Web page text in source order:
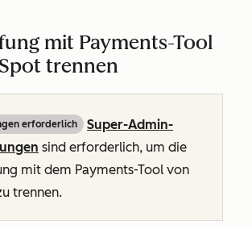
mit Payments-Tool
trennen
erforderlich
Super-Admin-
sind erforderlich, um die
mit dem Payments-Tool von
trennen.